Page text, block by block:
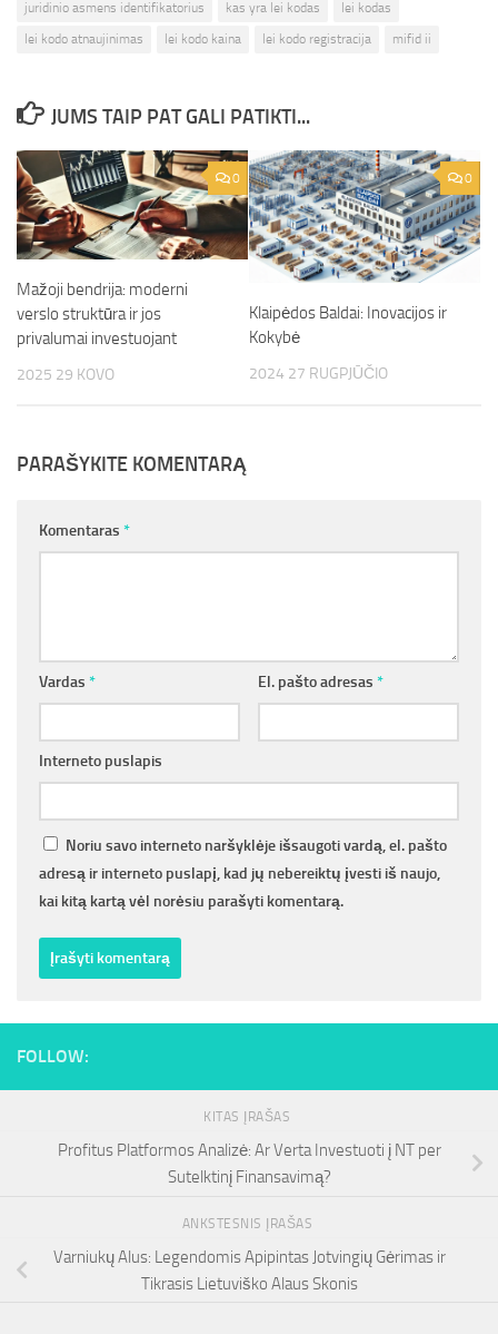
juridinio asmens identifikatorius kas yra lei kodas
lei kodas
lei kodo atnaujinimas
lei kodo kaina lei kodo registracija mifid ii
JUMS TAIP PAT GALI PATIKTI...
0
Mažoji bendrija: moderni
verslo struktūra ir jos
privalumai investuojant
2025 29 KOVO
0
Klaipėdos Baldai: Inovacijos ir
Kokybė
2024 27 RUGPJŪČIO
PARAŠYKITE KOMENTARĄ
Komentaras *
Vardas * El. pašto adresas *
Interneto puslapis
Noriu savo interneto naršyklėje išsaugoti vardą, el. pašto
adresą ir interneto puslapį, kad jų nebereiktų įvesti iš naujo,
kai kitą kartą vėl norėsiu parašyti komentarą.
FOLLOW:
KITAS ĮRAŠAS
Profitus Platformos Analizė: Ar Verta Investuoti į NT per
Sutelktinį Finansavimą?
ANKSTESNIS ĮRAŠAS
Varniukų Alus: Legendomis Apipintas Jotvingių Gėrimas ir
Tikrasis Lietuviško Alaus Skonis